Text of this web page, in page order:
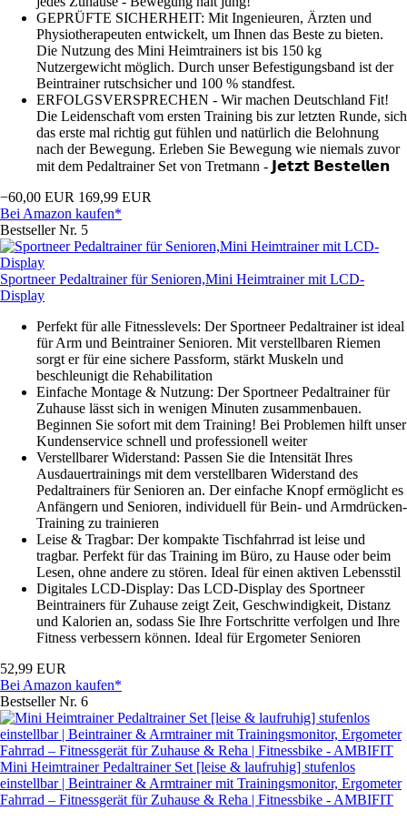
GEPRÜFTE SICHERHEIT: Mit Ingenieuren, Ärzten und
Physiotherapeuten entwickelt, um Ihnen das Beste zu bieten.
Die Nutzung des Mini Heimtrainers ist bis 150 kg
Nutzergewicht möglich. Durch unser Befestigungsband ist der
Beintrainer rutschsicher und 100 % standfest.
ERFOLGSVERSPRECHEN - Wir machen Deutschland Fit!
Die Leidenschaft vom ersten Training bis zur letzten Runde, sich
das erste mal richtig gut fühlen und natürlich die Belohnung
nach der Bewegung. Erleben Sie Bewegung wie niemals zuvor
mit dem Pedaltrainer Set von Tretmann - 𝗝𝗲𝘁𝘇𝘁 𝗕𝗲𝘀𝘁𝗲𝗹𝗹𝗲𝗻
−60,00 EUR 169,99 EUR
Bei Amazon kaufen*
Bestseller Nr. 5
Sportneer Pedaltrainer für Senioren,Mini Heimtrainer mit LCD-
Display
Perfekt für alle Fitnesslevels: Der Sportneer Pedaltrainer ist ideal
für Arm und Beintrainer Senioren. Mit verstellbaren Riemen
sorgt er für eine sichere Passform, stärkt Muskeln und
beschleunigt die Rehabilitation
Einfache Montage & Nutzung: Der Sportneer Pedaltrainer für
Zuhause lässt sich in wenigen Minuten zusammenbauen.
Beginnen Sie sofort mit dem Training! Bei Problemen hilft unser
Kundenservice schnell und professionell weiter
Verstellbarer Widerstand: Passen Sie die Intensität Ihres
Ausdauertrainings mit dem verstellbaren Widerstand des
Pedaltrainers für Senioren an. Der einfache Knopf ermöglicht es
Anfängern und Senioren, individuell für Bein- und Armdrücken-
Training zu trainieren
Leise & Tragbar: Der kompakte Tischfahrrad ist leise und
tragbar. Perfekt für das Training im Büro, zu Hause oder beim
Lesen, ohne andere zu stören. Ideal für einen aktiven Lebensstil
Digitales LCD-Display: Das LCD-Display des Sportneer
Beintrainers für Zuhause zeigt Zeit, Geschwindigkeit, Distanz
und Kalorien an, sodass Sie Ihre Fortschritte verfolgen und Ihre
Fitness verbessern können. Ideal für Ergometer Senioren
52,99 EUR
Bei Amazon kaufen*
Bestseller Nr. 6
Mini Heimtrainer Pedaltrainer Set [leise & laufruhig] stufenlos
einstellbar | Beintrainer & Armtrainer mit Trainingsmonitor, Ergometer
Fahrrad – Fitnessgerät für Zuhause & Reha | Fitnessbike - AMBIFIT